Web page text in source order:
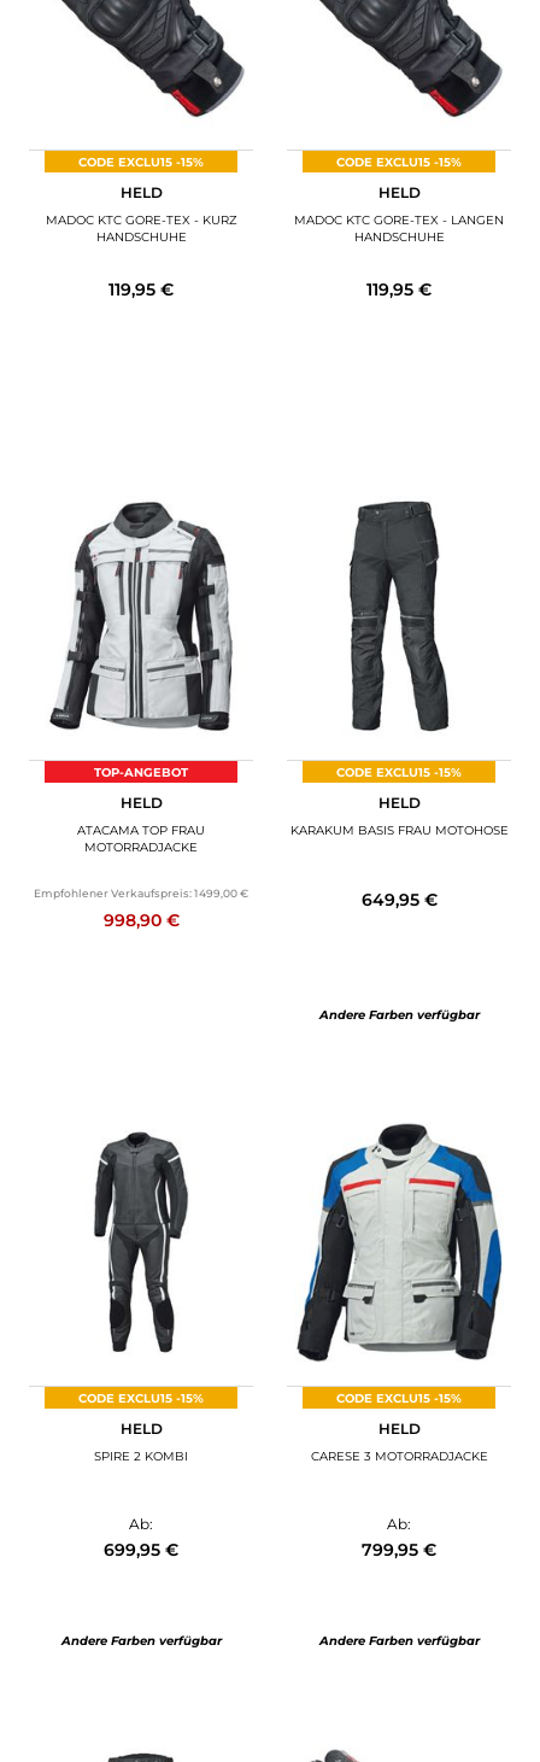
CODE EXCLU15 -15%
HELD
MADOC KTC GORE-TEX - KURZ
HANDSCHUHE
119,95 €
CODE EXCLU15 -15%
HELD
MADOC KTC GORE-TEX - LANGEN
HANDSCHUHE
119,95 €
TOP-ANGEBOT
HELD
ATACAMA TOP FRAU
MOTORRADJACKE
Empfohlener Verkaufspreis:1 499,00 €
998,90 €
CODE EXCLU15 -15%
HELD
KARAKUM BASIS FRAU MOTOHOSE
649,95 €
Andere Farben verfügbar
CODE EXCLU15 -15%
HELD
SPIRE 2 KOMBI
Ab:
699,95 €
Andere Farben verfügbar
CODE EXCLU15 -15%
HELD
CARESE 3 MOTORRADJACKE
Ab:
799,95 €
Andere Farben verfügbar